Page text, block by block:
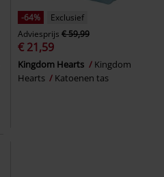
-64%
Exclusief
Adviesprijs € 59,99
€ 21,59
Kingdom Hearts
Kingdom
Hearts
Katoenen tas